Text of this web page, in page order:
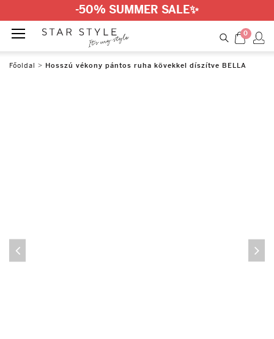
-50% SUMMER SALE✨
0
Főoldal > Hosszú vékony pántos ruha kövekkel díszítve BELLA